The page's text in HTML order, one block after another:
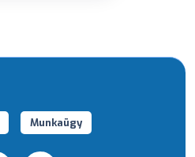
Munkaügy